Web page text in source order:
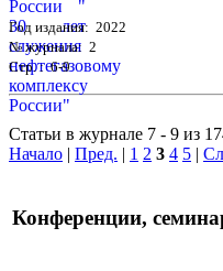
Год издания: 2022
№ журнала: 2
Стр. : 6-9
Статьи в журнале 7 - 9 из
Начало | Пред. | 1 2 3 4 5 |
Конференции,